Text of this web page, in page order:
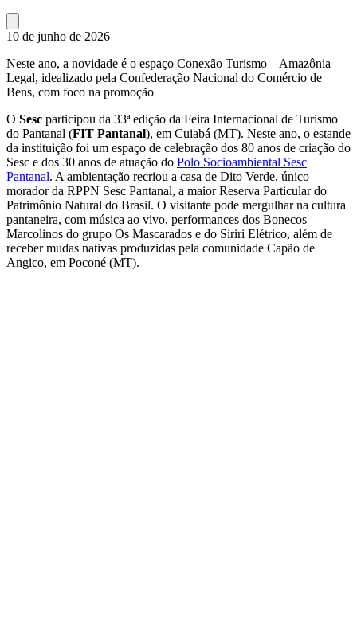
10 de junho de 2026
Neste ano, a novidade é o espaço Conexão Turismo – Amazônia
Legal, idealizado pela Confederação Nacional do Comércio de
Bens, com foco na promoção
O Sesc participou da 33ª edição da Feira Internacional de Turismo
do Pantanal (FIT Pantanal), em Cuiabá (MT). Neste ano, o estande
da instituição foi um espaço de celebração dos 80 anos de criação do
Sesc e dos 30 anos de atuação do Polo Socioambiental Sesc
Pantanal. A ambientação recriou a casa de Dito Verde, único
morador da RPPN Sesc Pantanal, a maior Reserva Particular do
Patrimônio Natural do Brasil. O visitante pode mergulhar na cultura
pantaneira, com música ao vivo, performances dos Bonecos
Marcolinos do grupo Os Mascarados e do Siriri Elétrico, além de
receber mudas nativas produzidas pela comunidade Capão de
Angico, em Poconé (MT).